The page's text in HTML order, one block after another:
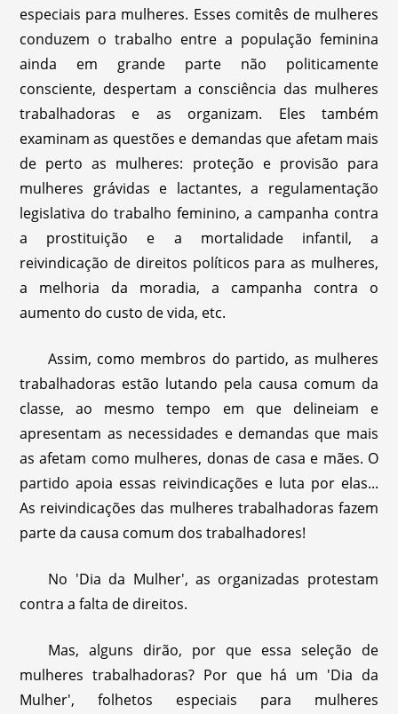
especiais para mulheres. Esses comitês de mulheres
conduzem o trabalho entre a população feminina
ainda em grande parte não politicamente
consciente, despertam a consciência das mulheres
trabalhadoras e as organizam. Eles também
examinam as questões e demandas que afetam mais
de perto as mulheres: proteção e provisão para
mulheres grávidas e lactantes, a regulamentação
legislativa do trabalho feminino, a campanha contra
a prostituição e a mortalidade infantil, a
reivindicação de direitos políticos para as mulheres,
a melhoria da moradia, a campanha contra o
aumento do custo de vida, etc.
Assim, como membros do partido, as mulheres
trabalhadoras estão lutando pela causa comum da
classe, ao mesmo tempo em que delineiam e
apresentam as necessidades e demandas que mais
as afetam como mulheres, donas de casa e mães. O
partido apoia essas reivindicações e luta por elas...
As reivindicações das mulheres trabalhadoras fazem
parte da causa comum dos trabalhadores!
No 'Dia da Mulher', as organizadas protestam
contra a falta de direitos.
Mas, alguns dirão, por que essa seleção de
mulheres trabalhadoras? Por que há um 'Dia da
Mulher', folhetos especiais para mulheres